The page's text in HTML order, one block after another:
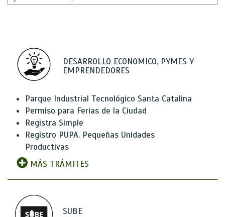
DESARROLLO ECONOMICO, PYMES Y
EMPRENDEDORES
Parque Industrial Tecnológico Santa Catalina
Permiso para Ferias de la Ciudad
Registra Simple
Registro PUPA. Pequeñas Unidades
Productivas
MÁS TRÁMITES
SUBE